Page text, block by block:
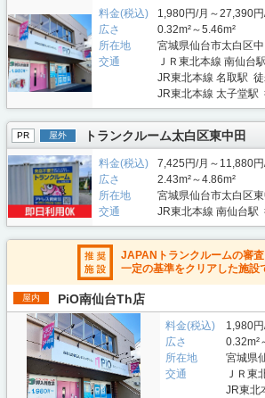
料金(税込)
1,980円/月～27,390円
広さ
0.32m²～5.46m²
所在地
宮城県仙台市太白区
交通
ＪＲ東北本線 南仙台
JR東北本線 名取駅
JR東北本線 太子堂駅
PR 屋外 トランクルーム太白区東中田
料金(税込)
7,425円/月～11,880円
広さ
2.43m²～4.86m²
所在地
宮城県仙台市太白区
交通
JR東北本線 南仙台駅
JAPANトランクルームの審査
一定の基準をクリアした施設
屋内 PiO南仙台Th店
料金(税込)
1,980
広さ
0.32m²
所在地
宮城県
交通
ＪＲ東
JR東北